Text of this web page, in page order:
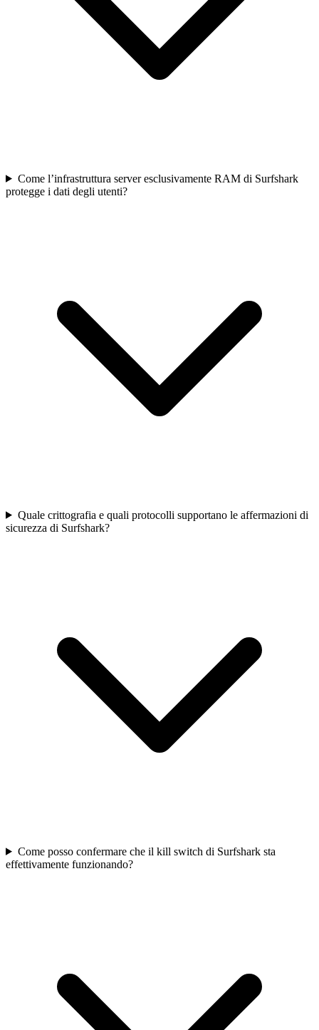
Come l’infrastruttura server esclusivamente RAM di Surfshark
protegge i dati degli utenti?
Quale crittografia e quali protocolli supportano le affermazioni di
sicurezza di Surfshark?
Come posso confermare che il kill switch di Surfshark sta
effettivamente funzionando?